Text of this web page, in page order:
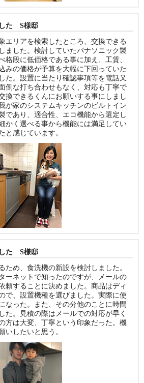
た S様邸
エリアを検索したところ、交換できる
ました。検討していたパナソニック製
格段に低価格である事に加え、工賃、
みの価格が予算を大幅に下回っていた
た。設置に当たり確認事項等を電話又
倒な打ち合わせもなく、対応も丁寧で
換できるくんにお願いする事にしまし
が家のシステムキッチンのビルトイン
であり、適合性、エコ機能から選定し
かく選べる事から機能には満足してい
と感じています。
た S様邸
ため、食洗機の新設を検討しました。
ーネットで知ったのですが、メールの
頼することに決めました。商品はディ
で、設置機種を選びました。実際に使
なった。また、その分他のことに時間
た。見積の際はメールでの対応が早く
方は大変、丁寧という印象だった。機
いしたいと思う。